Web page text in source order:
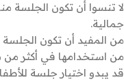
لا تنسوا أن تكون الجلسة
جمالية.
من المفيد أن تكون
من استخدامها في أكثر من
قد يبدو اختيار جلسة